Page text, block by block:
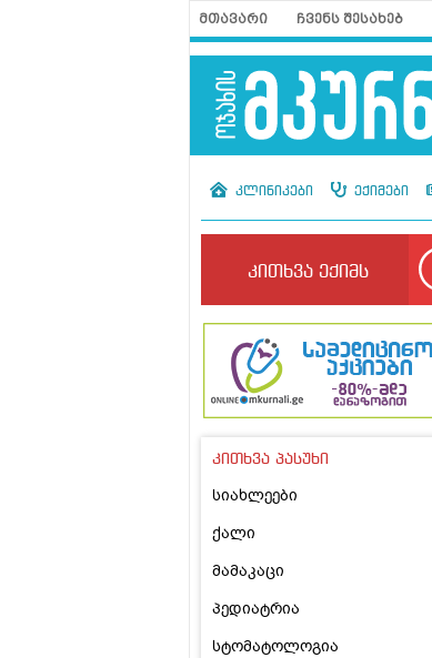
მთავარი ჩვენს შესახებ
კლინიკები ექიმები
კითხვა ექიმს
კითხვა პასუხი
სიახლეები
ქალი
მამაკაცი
პედიატრია
სტომატოლოგია